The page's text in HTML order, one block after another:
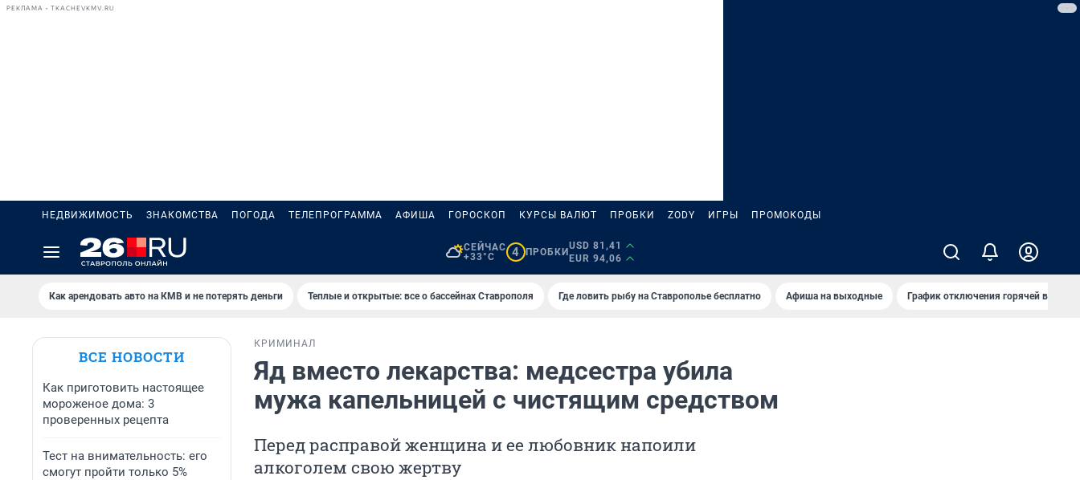
РЕКЛАМА • TKACHEVKMV.RU
НЕДВИЖИМОСТЬ ЗНАКОМСТВА ПОГОДА ТЕЛЕПРОГРАММА АФИША ГОРОСКОП КУРСЫ ВАЛЮТ ПРОБКИ ZODY ИГРЫ ПРОМОКОДЫ
СЕЙЧАС
+33°C
4 ПРОБКИ
USD 81,41
EUR 94,06
Как арендовать авто на КМВ и не потерять деньги Теплые и открытые: все о бассейнах Ставрополя Где ловить рыбу на Ставрополье бесплатно Афиша на выходные График отключения горячей воды в
ВСЕ НОВОСТИ
Как приготовить настоящее
мороженое дома: 3
проверенных рецепта
Тест на внимательность: его
смогут пройти только 5%
КРИМИНАЛ
Яд вместо лекарства: медсестра убила
мужа капельницей с чистящим средством
Перед расправой женщина и ее любовник напоили
алкоголем свою жертву